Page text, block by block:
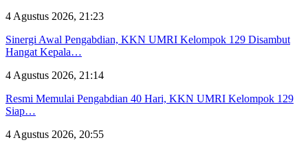
4 Agustus 2026, 21:23
Sinergi Awal Pengabdian, KKN UMRI Kelompok 129 Disambut
Hangat Kepala…
4 Agustus 2026, 21:14
Resmi Memulai Pengabdian 40 Hari, KKN UMRI Kelompok 129
Siap…
4 Agustus 2026, 20:55